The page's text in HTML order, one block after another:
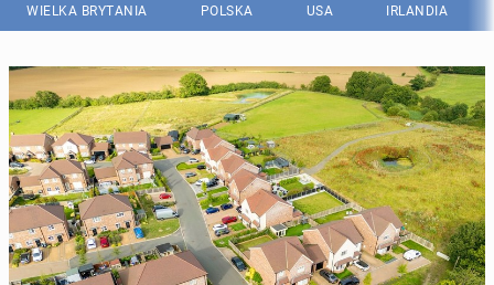
WIELKA BRYTANIA POLSKA USA IRLANDIA